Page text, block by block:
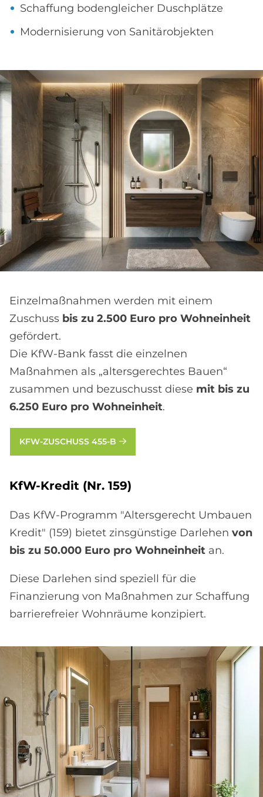
Schaffung bodengleicher Duschplätze
Modernisierung von Sanitärobjekten
Einzelmaßnahmen werden mit einem
Zuschuss bis zu 2.500 Euro pro Wohneinheit
gefördert.
Die KfW-Bank fasst die einzelnen
Maßnahmen als „altersgerechtes Bauen“
zusammen und bezuschusst diese mit bis zu
6.250 Euro pro Wohneinheit.
KFW-ZUSCHUSS 455-B
KfW-Kre­dit (Nr. 159)
Das KfW-Programm "Altersgerecht Umbauen
Kredit" (159) bietet zinsgünstige Darlehen von
bis zu 50.000 Euro pro Wohneinheit an.
Diese Darlehen sind speziell für die
Finanzierung von Maßnahmen zur Schaffung
barrierefreier Wohnräume konzipiert.